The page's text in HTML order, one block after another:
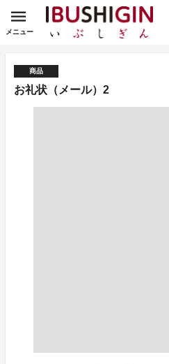
メニュー
商品
お礼状（メール）2